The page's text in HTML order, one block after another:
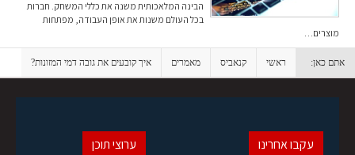
הבינה המלאכותית משנה את כללי המשחק. חברות
בכל העולם משנות את אופן העבודה, מפתחות
מוצרים…
אתם כאן: ראשי קנאביס מאמרים איך קובעים את גובה דמי המזונות?
ערוצי תוכן עקבו אחרינו